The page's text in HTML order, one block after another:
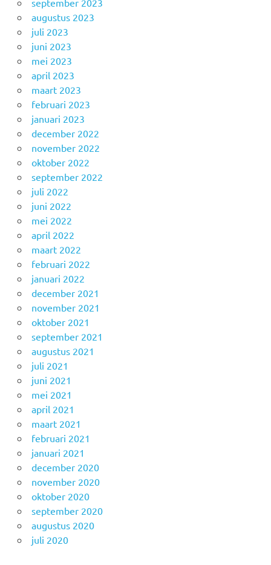
augustus 2023
juli 2023
juni 2023
mei 2023
april 2023
maart 2023
februari 2023
januari 2023
december 2022
november 2022
oktober 2022
september 2022
juli 2022
juni 2022
mei 2022
april 2022
maart 2022
februari 2022
januari 2022
december 2021
november 2021
oktober 2021
september 2021
augustus 2021
juli 2021
juni 2021
mei 2021
april 2021
maart 2021
februari 2021
januari 2021
december 2020
november 2020
oktober 2020
september 2020
augustus 2020
juli 2020